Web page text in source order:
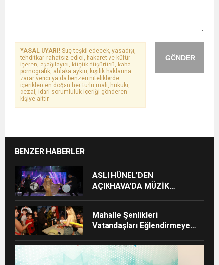
GÖNDER
YASAL UYARI! Suç teşkil edecek, yasadışı,
tehditkar, rahatsız edici, hakaret ve küfür
içeren, aşağılayıcı, küçük düşürücü, kaba,
pornografik, ahlaka aykırı, kişilik haklarına
zarar verici ya da benzeri niteliklerde
içeriklerden doğan her türlü mali, hukuki,
cezai, idari sorumluluk içeriği gönderen
kişiye aittir.
BENZER HABERLER
ASLI HÜNEL’DEN
AÇIKHAVA’DA MÜZİK
Mahalle Şenlikleri
Vatandaşları Eğlendirmeye